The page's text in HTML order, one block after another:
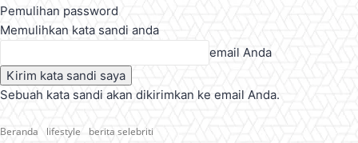
Pemulihan password
Memulihkan kata sandi anda
email Anda
Sebuah kata sandi akan dikirimkan ke email Anda.
Beranda lifestyle berita selebriti